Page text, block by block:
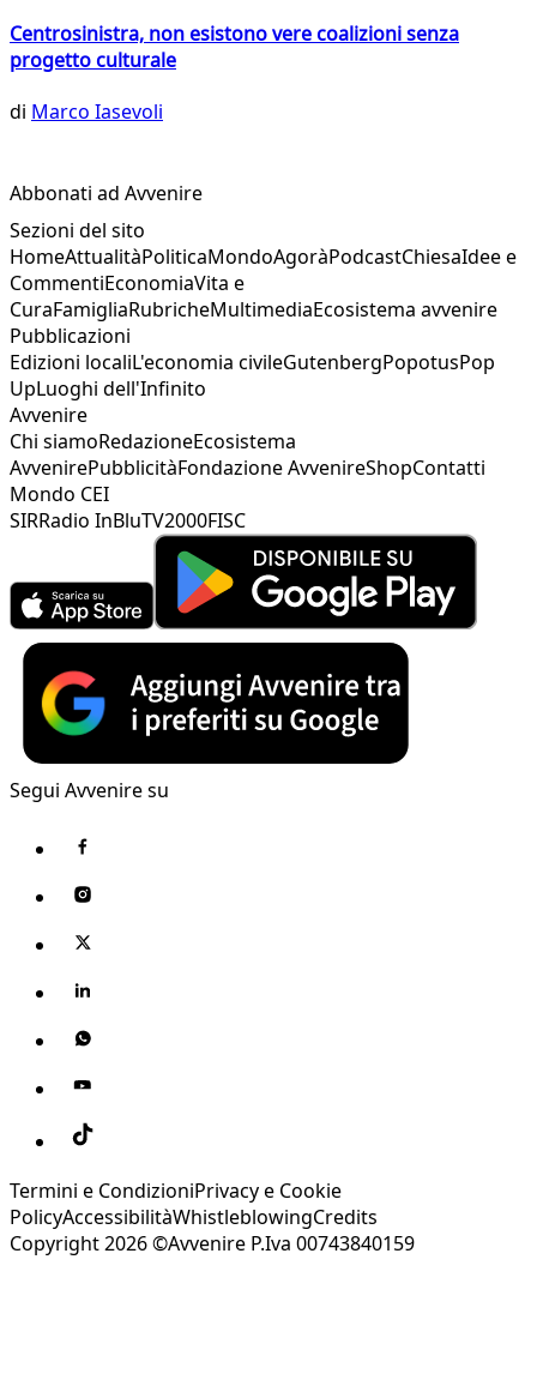
Centrosinistra, non esistono vere coalizioni senza
progetto culturale
di Marco Iasevoli
Abbonati ad Avvenire
Sezioni del sito
HomeAttualitàPoliticaMondoAgoràPodcastChiesaIdee e
CommentiEconomiaVita e
CuraFamigliaRubricheMultimediaEcosistema avvenire
Pubblicazioni
Edizioni localiL'economia civileGutenbergPopotusPop
UpLuoghi dell'Infinito
Avvenire
Chi siamoRedazioneEcosistema
AvvenirePubblicitàFondazione AvvenireShopContatti
Mondo CEI
SIRRadio InBluTV2000FISC
Segui Avvenire su
Termini e CondizioniPrivacy e Cookie
PolicyAccessibilitàWhistleblowingCredits
Copyright 2026 ©Avvenire P.Iva 00743840159